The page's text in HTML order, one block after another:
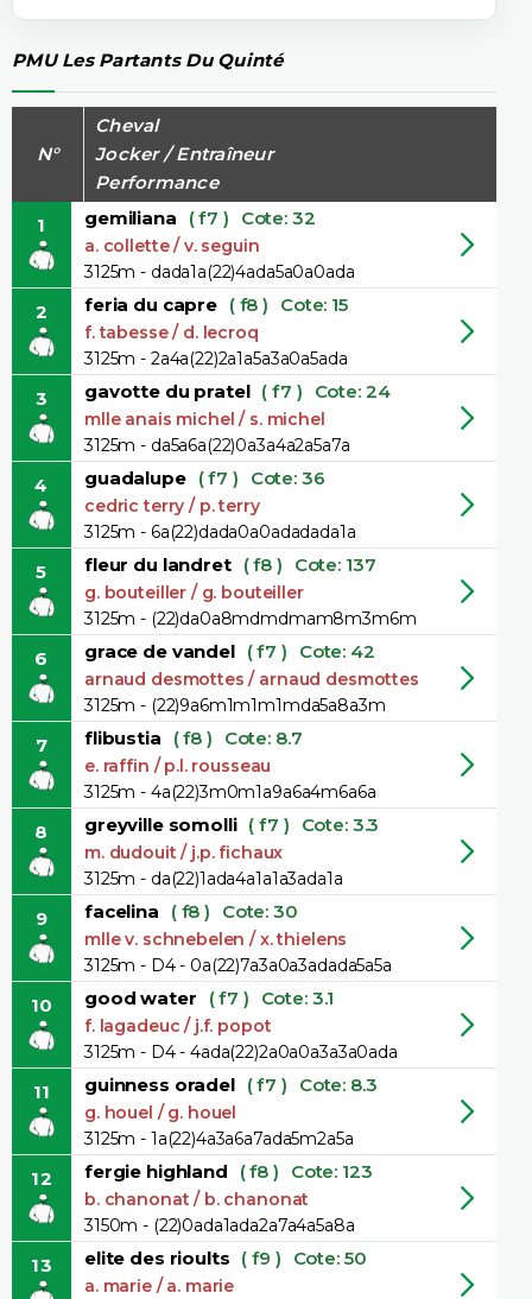
PMU Les Partants Du Quinté
N°
Cheval
Jocker / Entraîneur
Performance
1
gemiliana ( f7 ) Cote: 32
a. collette / v. seguin
3125m - dada1a(22)4ada5a0a0ada
2 feria du capre ( f8 ) Cote: 15
f. tabesse / d. lecroq
3125m - 2a4a(22)2a1a5a3a0a5ada
3 gavotte du pratel ( f7 ) Cote: 24
mlle anais michel / s. michel
3125m - da5a6a(22)0a3a4a2a5a7a
4 guadalupe ( f7 ) Cote: 36
cedric terry / p. terry
3125m - 6a(22)dada0a0adadada1a
5 fleur du landret ( f8 ) Cote: 137
g. bouteiller / g. bouteiller
3125m - (22)da0a8mdmdmam8m3m6m
6 grace de vandel ( f7 ) Cote: 42
arnaud desmottes / arnaud desmottes
3125m - (22)9a6m1m1m1mda5a8a3m
7 flibustia ( f8 ) Cote: 8.7
e. raffin / p.l. rousseau
3125m - 4a(22)3m0m1a9a6a4m6a6a
8 greyville somolli ( f7 ) Cote: 3.3
m. dudouit / j.p. fichaux
3125m - da(22)1ada4a1a1a3ada1a
9 facelina ( f8 ) Cote: 30
mlle v. schnebelen / x. thielens
3125m - D4 - 0a(22)7a3a0a3adada5a5a
10 good water ( f7 ) Cote: 3.1
f. lagadeuc / j.f. popot
3125m - D4 - 4ada(22)2a0a0a3a3a0ada
11 guinness oradel ( f7 ) Cote: 8.3
g. houel / g. houel
3125m - 1a(22)4a3a6a7ada5m2a5a
12 fergie highland ( f8 ) Cote: 123
b. chanonat / b. chanonat
3150m - (22)0ada1ada2a7a4a5a8a
13 elite des rioults ( f9 ) Cote: 50
a. marie / a. marie